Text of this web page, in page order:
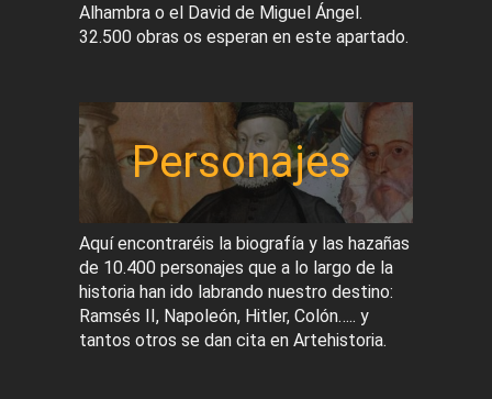
Alhambra o el David de Miguel Ángel.
32.500 obras os esperan en este apartado.
Personajes
Aquí encontraréis la biografía y las hazañas
de 10.400 personajes que a lo largo de la
historia han ido labrando nuestro destino:
Ramsés II, Napoleón, Hitler, Colón….. y
tantos otros se dan cita en Artehistoria.